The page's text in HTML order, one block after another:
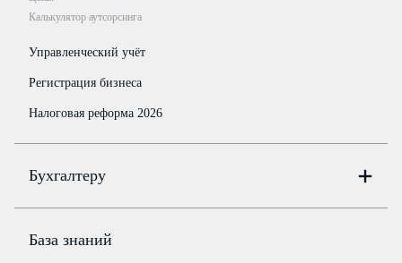
Калькулятор аутсорсинга
Управленческий учёт
Регистрация бизнеса
Налоговая реформа 2026
Бухгалтеру
Цены
База знаний